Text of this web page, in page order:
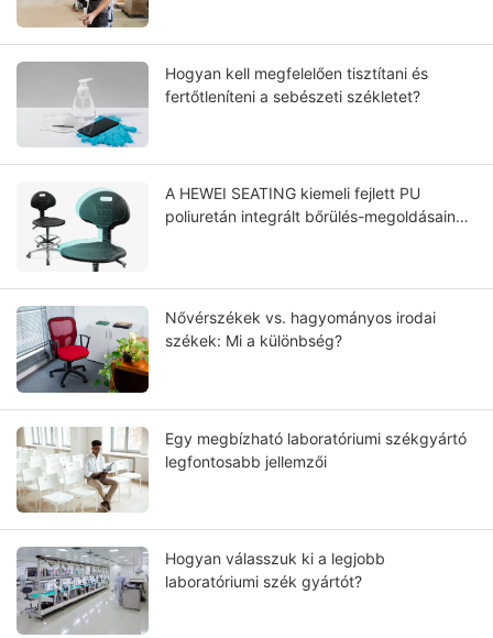
Hogyan kell megfelelően tisztítani és
fertőtleníteni a sebészeti székletet?
A HEWEI SEATING kiemeli fejlett PU
poliuretán integrált bőrülés-megoldásainak
Nővérszékek vs. hagyományos irodai
székek: Mi a különbség?
Egy megbízható laboratóriumi székgyártó
legfontosabb jellemzői
Hogyan válasszuk ki a legjobb
laboratóriumi szék gyártót?